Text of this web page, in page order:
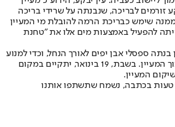
זורמים לבריכה, שנבנתה על שרידי בריכה
שימש כבריכת הרמה להובלת מי המעיין
להפעיל באמצעות מים אלו את "טחנת
בנתה ספסלי אבן יפים לאורך הנחל, וכדי למנוע
מעבר מכוניות וסוסים לתוך המעיין. בשבת, 19 בינואר, יתקיים במקום
המעיין.
טעות בכתבה, נשמח שתשתפו אותנו